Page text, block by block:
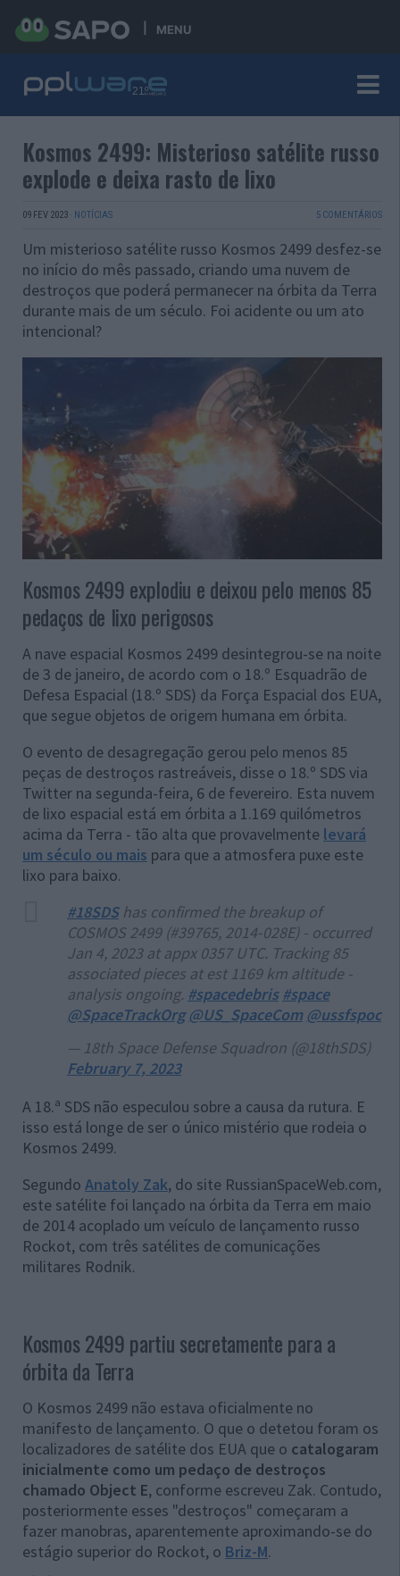
MENU
Kosmos 2499: Misterioso satélite russo
explode e deixa rasto de lixo
09 FEV 2023 · NOTÍCIAS 5 COMENTÁRIOS
Um misterioso satélite russo Kosmos 2499 desfez-se
no início do mês passado, criando uma nuvem de
destroços que poderá permanecer na órbita da Terra
durante mais de um século. Foi acidente ou um ato
intencional?
Kosmos 2499 explodiu e deixou pelo menos 85
pedaços de lixo perigosos
A nave espacial Kosmos 2499 desintegrou-se na noite
de 3 de janeiro, de acordo com o 18.º Esquadrão de
Defesa Espacial (18.º SDS) da Força Espacial dos EUA,
que segue objetos de origem humana em órbita.
O evento de desagregação gerou pelo menos 85
peças de destroços rastreáveis, disse o 18.º SDS via
Twitter na segunda-feira, 6 de fevereiro. Esta nuvem
de lixo espacial está em órbita a 1.169 quilómetros
acima da Terra - tão alta que provavelmente levará
um século ou mais para que a atmosfera puxe este
lixo para baixo.
#18SDShas confirmed the breakup of
COSMOS 2499 (#39765, 2014-028E) - occurred
Jan 4, 2023 at appx 0357 UTC. Tracking 85
associated pieces at est 1169 km altitude -
analysis ongoing. #spacedebris #space
@SpaceTrackOrg @US_SpaceCom @ussfspoc
— 18th Space Defense Squadron (@18thSDS)
February 7, 2023
A 18.ª SDS não especulou sobre a causa da rutura. E
isso está longe de ser o único mistério que rodeia o
Kosmos 2499.
Segundo Anatoly Zak, do site RussianSpaceWeb.com,
este satélite foi lançado na órbita da Terra em maio
de 2014 acoplado um veículo de lançamento russo
Rockot, com três satélites de comunicações
militares Rodnik.
Kosmos 2499 partiu secretamente para a
órbita da Terra
O Kosmos 2499 não estava oficialmente no
manifesto de lançamento. O que o detetou foram os
localizadores de satélite dos EUA que o catalogaram
inicialmente como um pedaço de destroços
chamado Object E, conforme escreveu Zak. Contudo,
posteriormente esses "destroços" começaram a
fazer manobras, aparentemente aproximando-se do
estágio superior do Rockot, o Briz-M.